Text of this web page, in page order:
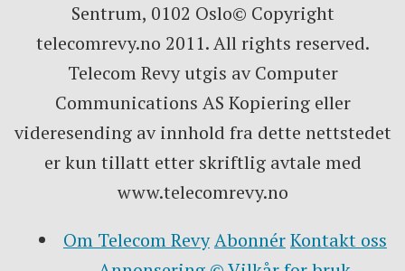
Sentrum, 0102 Oslo© Copyright
telecomrevy.no 2011. All rights reserved.
Telecom Revy utgis av Computer
Communications AS Kopiering eller
videresending av innhold fra dette nettstedet
er kun tillatt etter skriftlig avtale med
www.telecomrevy.no
Om Telecom RevyAbonnérKontakt oss